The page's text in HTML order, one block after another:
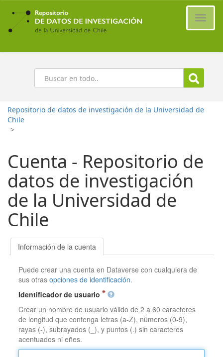
Ir
contenido
principal
Buscar
Repositorio de datos de investigación de la Universidad de
Chile
>
Cuenta - Repositorio de
datos de investigación
de la Universidad de
Chile
Información de la cuenta
Puede crear una cuenta en Dataverse con cualquiera de
sus otrasopciones de identificación.
Identificador de usuario
Crear un nombre de usuario válido de 2 a 60 caracteres
de longitud que contenga letras (a-Z), números (0-9),
rayas (-), subrayados (_), y puntos (.) sin caracteres
acentuados ni eñes.